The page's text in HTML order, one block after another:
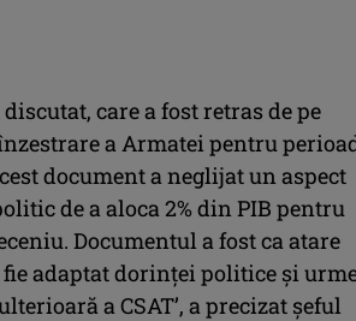
care a fost retras de pe
a Armatei pentru
document a neglijat un aspect
de a aloca 2% din PIB pentru
Documentul a fost ca atare
adaptat dorinţei politice şi
a CSAT’, a precizat şeful